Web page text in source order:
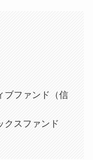
ブファンド（信
クスファンド